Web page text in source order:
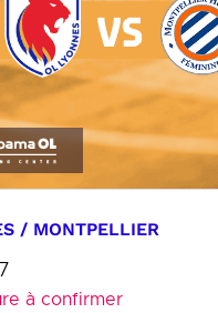
/ MONTPELLIER
à confirmer